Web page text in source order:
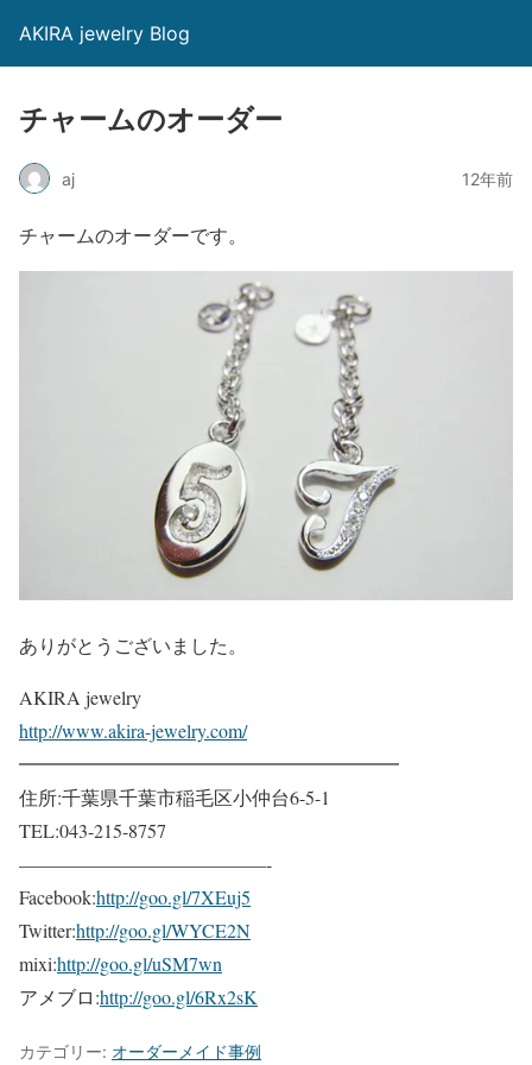
AKIRA jewelry Blog
チャームのオーダー
aj 12年前
チャームのオーダーです。
ありがとうございました。
AKIRA jewelry
http://www.akira-jewelry.com/
━━━━━━━━━━━━━━━━━━━━
住所:千葉県千葉市稲毛区小仲台6-5-1
TEL:043-215-8757
—————————————-
Facebook:http://goo.gl/7XEuj5
Twitter:http://goo.gl/WYCE2N
mixi:http://goo.gl/uSM7wn
アメブロ:http://goo.gl/6Rx2sK
カテゴリー: オーダーメイド事例